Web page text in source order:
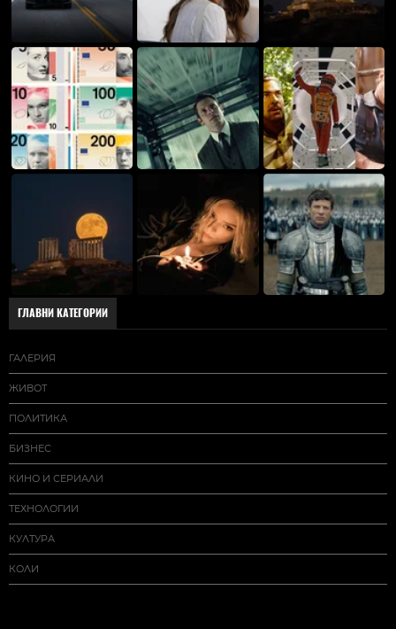
ГЛАВНИ КАТЕГОРИИ
ГАЛЕРИЯ
ЖИВОТ
ПОЛИТИКА
БИЗНЕС
КИНО И СЕРИАЛИ
ТЕХНОЛОГИИ
КУЛТУРА
КОЛИ